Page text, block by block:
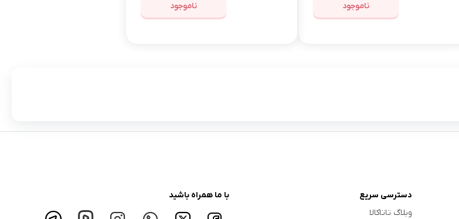
ناموجود ناموجود
دسترسی سریع
وبلاگ تاتاکالا
با ما همراه باشید